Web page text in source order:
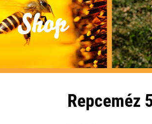
Shop
Repceméz